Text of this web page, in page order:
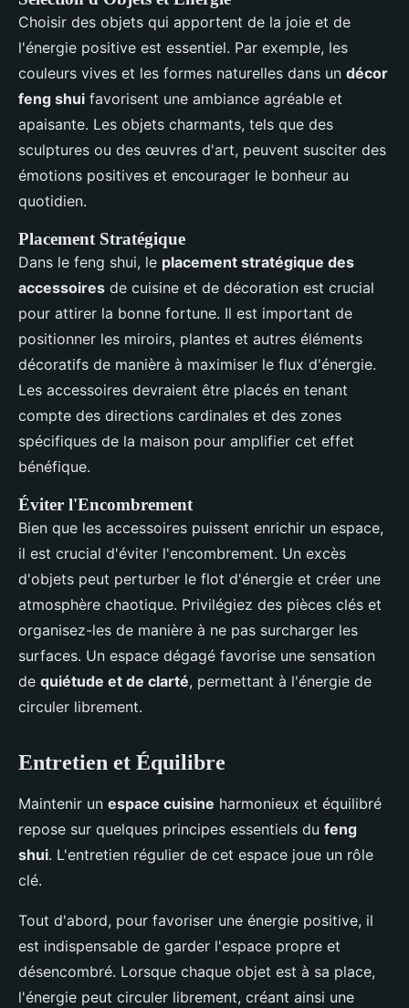
Choisir des objets qui apportent de la joie et de
l'énergie positive est essentiel. Par exemple, les
couleurs vives et les formes naturelles dans un décor
feng shui favorisent une ambiance agréable et
apaisante. Les objets charmants, tels que des
sculptures ou des œuvres d'art, peuvent susciter des
émotions positives et encourager le bonheur au
quotidien.
Placement Stratégique
Dans le feng shui, le placement stratégique des
accessoires de cuisine et de décoration est crucial
pour attirer la bonne fortune. Il est important de
positionner les miroirs, plantes et autres éléments
décoratifs de manière à maximiser le flux d'énergie.
Les accessoires devraient être placés en tenant
compte des directions cardinales et des zones
spécifiques de la maison pour amplifier cet effet
bénéfique.
Éviter l'Encombrement
Bien que les accessoires puissent enrichir un espace,
il est crucial d'éviter l'encombrement. Un excès
d'objets peut perturber le flot d'énergie et créer une
atmosphère chaotique. Privilégiez des pièces clés et
organisez-les de manière à ne pas surcharger les
surfaces. Un espace dégagé favorise une sensation
de quiétude et de clarté, permettant à l'énergie de
circuler librement.
Entretien et Équilibre
Maintenir un espace cuisine harmonieux et équilibré
repose sur quelques principes essentiels du feng
shui. L'entretien régulier de cet espace joue un rôle
clé.
Tout d'abord, pour favoriser une énergie positive, il
est indispensable de garder l'espace propre et
désencombré. Lorsque chaque objet est à sa place,
l'énergie peut circuler librement, créant ainsi une